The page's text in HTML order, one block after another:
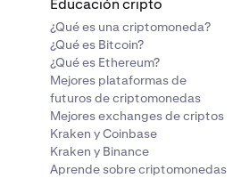
¿Qué es una criptomoneda?
¿Qué es Bitcoin?
¿Qué es Ethereum?
Mejores plataformas de
futuros de criptomonedas
Mejores exchanges de criptos
Kraken y Coinbase
Kraken y Binance
Aprende sobre criptomonedas